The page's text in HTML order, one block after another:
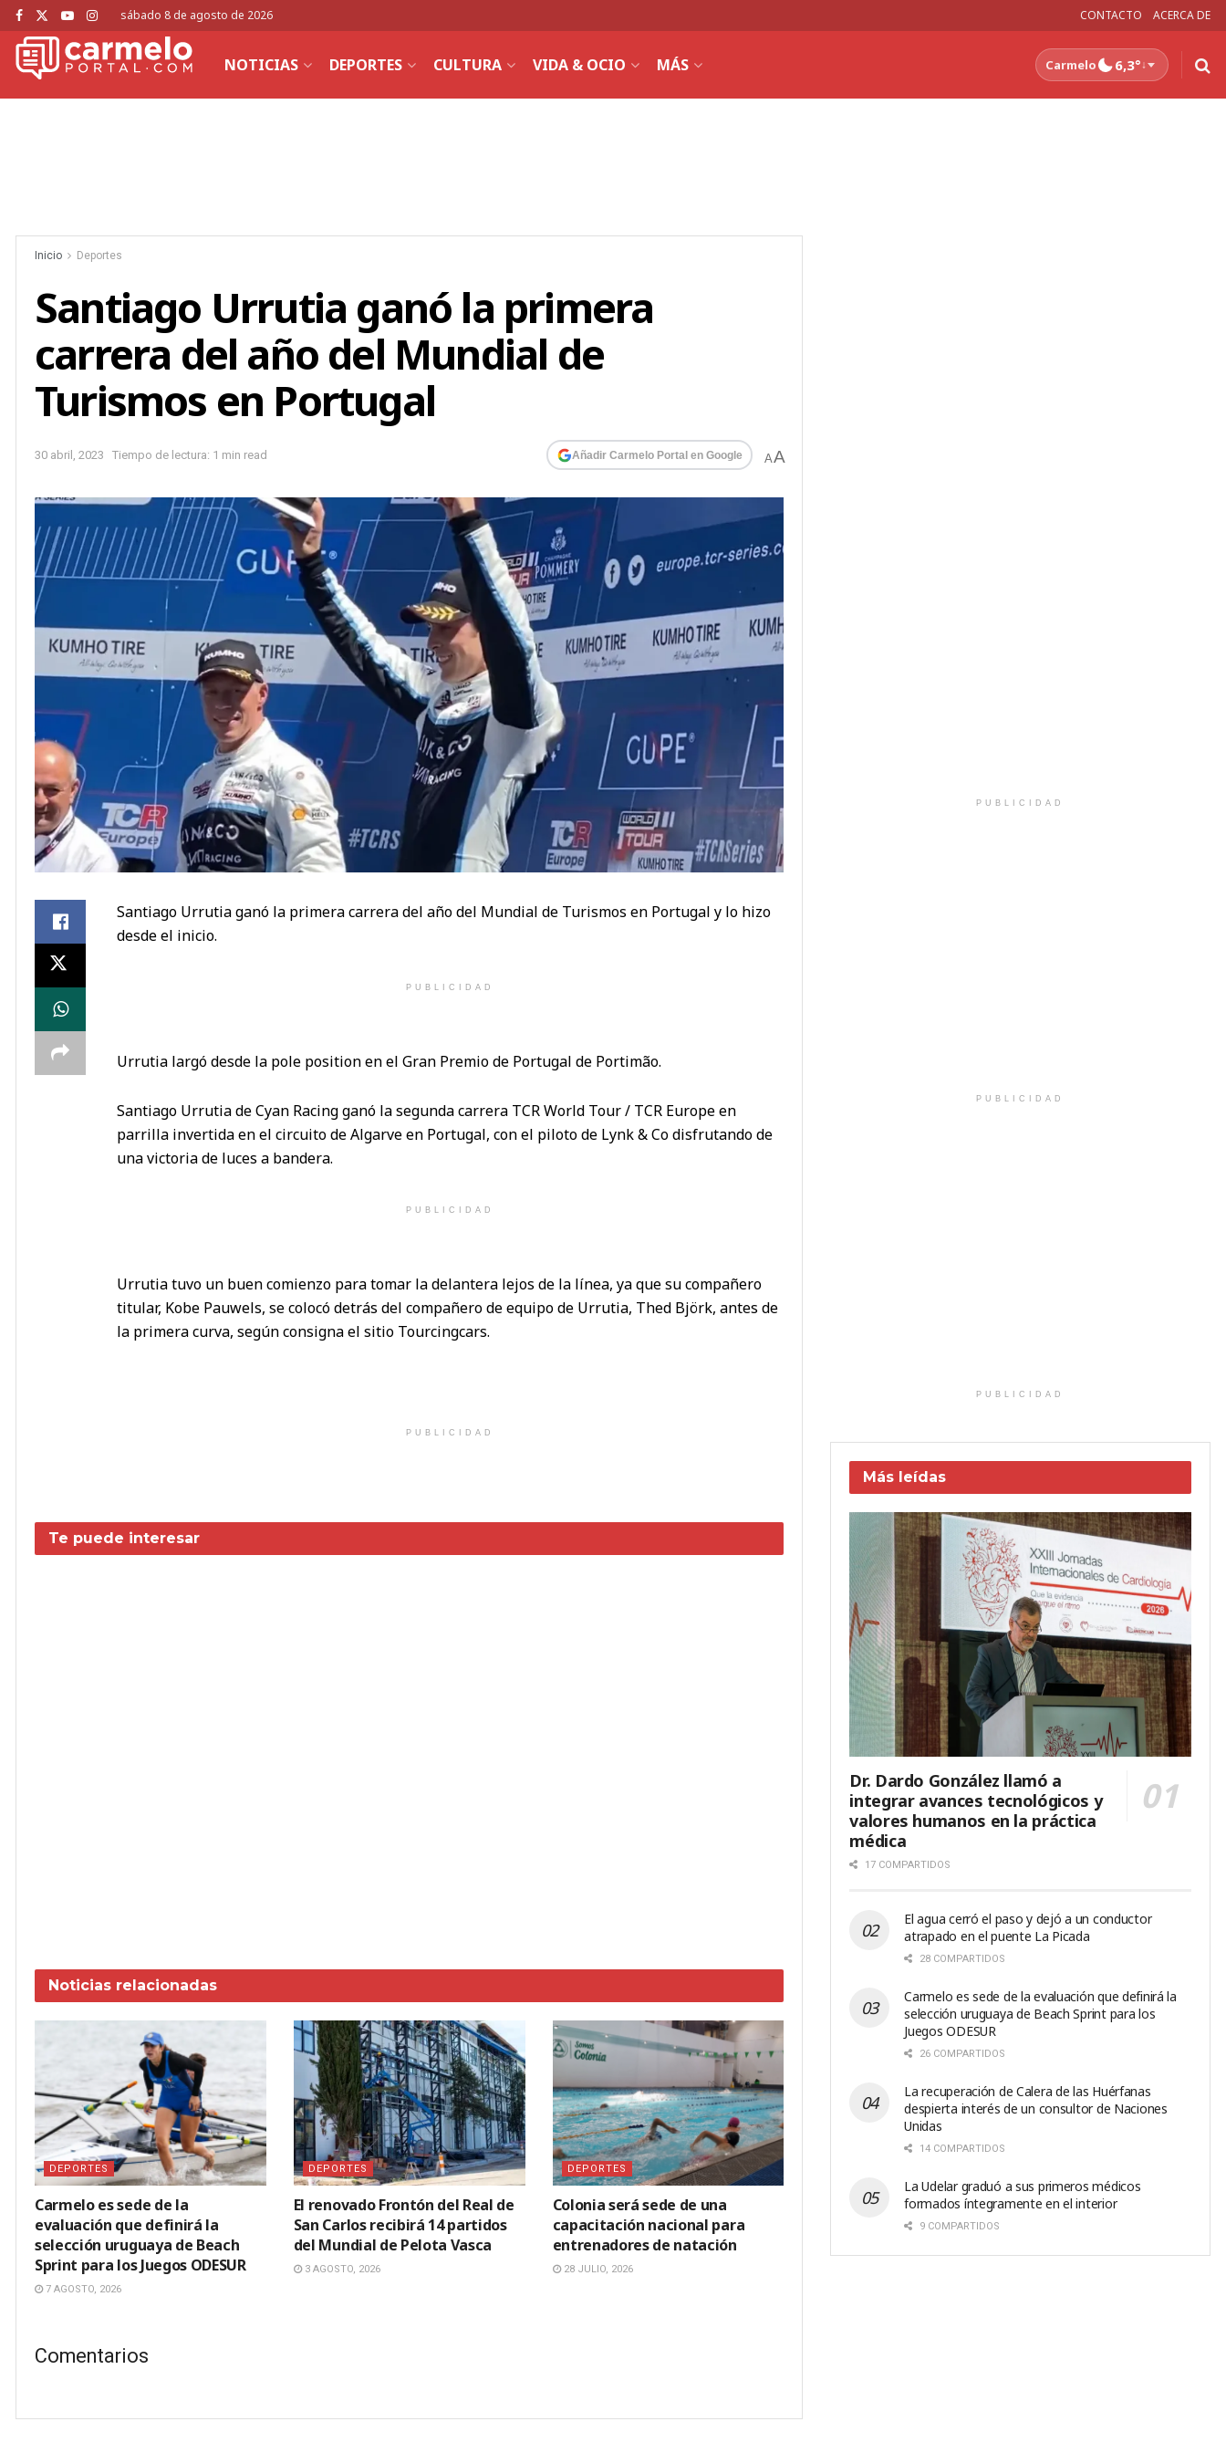
sábado 8 de agosto de 2026 CONTACTO ACERCA DE
NOTICIAS DEPORTES CULTURA VIDA & OCIO MÁS Carmelo 6,3°↓
Inicio Deportes
Santiago Urrutia ganó la primera
carrera del año del Mundial de
Turismos en Portugal
30 abril, 2023 Tiempo de lectura: 1 min read Añadir Carmelo Portal en Google AA
Santiago Urrutia ganó la primera carrera del año del Mundial de Turismos en Portugal y lo hizo
desde el inicio.
PUBLICIDAD
Urrutia largó desde la pole position en el Gran Premio de Portugal de Portimão.
Santiago Urrutia de Cyan Racing ganó la segunda carrera TCR World Tour / TCR Europe en
parrilla invertida en el circuito de Algarve en Portugal, con el piloto de Lynk & Co disfrutando de
una victoria de luces a bandera.
PUBLICIDAD
Urrutia tuvo un buen comienzo para tomar la delantera lejos de la línea, ya que su compañero
titular, Kobe Pauwels, se colocó detrás del compañero de equipo de Urrutia, Thed Björk, antes de
la primera curva, según consigna el sitio Tourcingcars.
PUBLICIDAD
Te puede interesar
Noticias relacionadas
DEPORTES
Carmelo es sede de la
evaluación que definirá la
selección uruguaya de Beach
Sprint para los Juegos ODESUR
7 AGOSTO, 2026
DEPORTES
El renovado Frontón del Real de
San Carlos recibirá 14 partidos
del Mundial de Pelota Vasca
3 AGOSTO, 2026
DEPORTES
Colonia será sede de una
capacitación nacional para
entrenadores de natación
28 JULIO, 2026
Comentarios
PUBLICIDAD
PUBLICIDAD
PUBLICIDAD
Más leídas
Dr. Dardo González llamó a
integrar avances tecnológicos y
valores humanos en la práctica
médica
17 COMPARTIDOS
El agua cerró el paso y dejó a un conductor
atrapado en el puente La Picada
28 COMPARTIDOS
Carmelo es sede de la evaluación que definirá la
selección uruguaya de Beach Sprint para los
Juegos ODESUR
26 COMPARTIDOS
La recuperación de Calera de las Huérfanas
despierta interés de un consultor de Naciones
Unidas
14 COMPARTIDOS
La Udelar graduó a sus primeros médicos
formados íntegramente en el interior
9 COMPARTIDOS